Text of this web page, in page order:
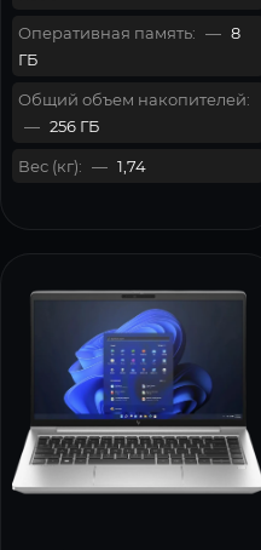
Оперативная память: — 8
ГБ
Общий объем накопителей:
— 256 ГБ
Вес (кг): — 1,74